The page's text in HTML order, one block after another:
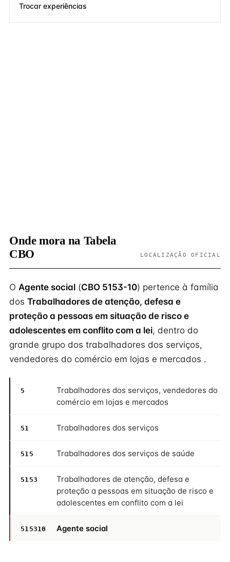
Trocar experiências
Onde mora na Tabela
CBO
LOCALIZAÇÃO OFICIAL
O Agente social (CBO 5153-10) pertence à família
dos Trabalhadores de atenção, defesa e
proteção a pessoas em situação de risco e
adolescentes em conflito com a lei, dentro do
grande grupo dos trabalhadores dos serviços,
vendedores do comércio em lojas e mercados .
5
Trabalhadores dos serviços, vendedores do
comércio em lojas e mercados
51 Trabalhadores dos serviços
515 Trabalhadores dos serviços de saúde
5153
Trabalhadores de atenção, defesa e
proteção a pessoas em situação de risco e
adolescentes em conflito com a lei
515310 Agente social